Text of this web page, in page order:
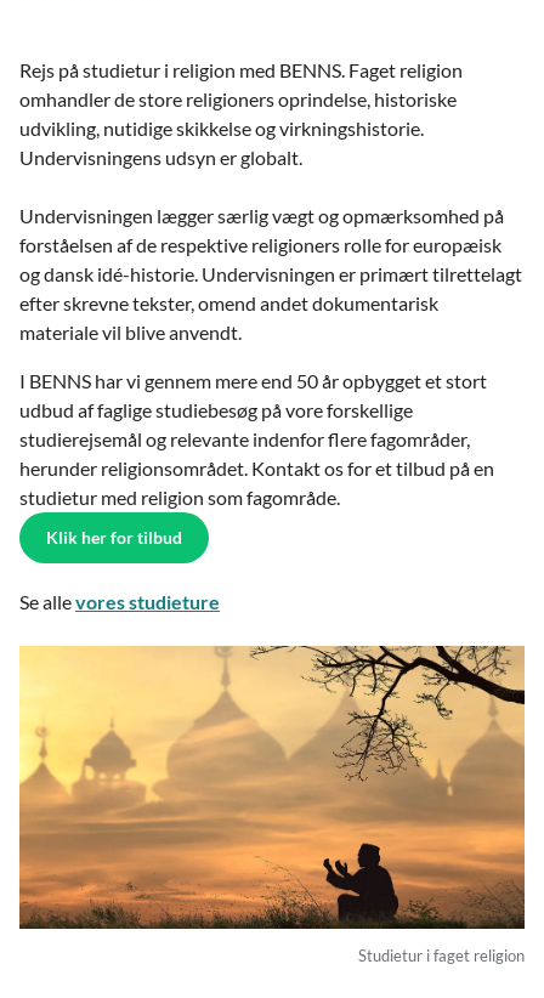
Rejs på studietur i religion med BENNS. Faget religion
omhandler de store religioners oprindelse, historiske
udvikling, nutidige skikkelse og virkningshistorie.
Undervisningens udsyn er globalt.
Undervisningen lægger særlig vægt og opmærksomhed på
forståelsen af de respektive religioners rolle for europæisk
og dansk idé-historie. Undervisningen er primært tilrettelagt
efter skrevne tekster, omend andet dokumentarisk
materiale vil blive anvendt.
I BENNS har vi gennem mere end 50 år opbygget et stort
udbud af faglige studiebesøg på vore forskellige
studierejsemål og relevante indenfor flere fagområder,
herunder religionsområdet. Kontakt os for et tilbud på en
studietur med religion som fagområde.
Klik her for tilbud
Se allevores studieture
Studietur i faget religion